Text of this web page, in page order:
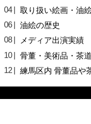
取り扱い絵画・油
油絵の歴史
メディア出演実績
骨董・美術品・茶
練馬区内 骨董品や